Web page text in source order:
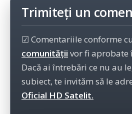
Trimiteți un
☑ Comentariile conforme cu
comunității vor fi aprobate
Dacă ai întrebări ce nu au
subiect, te invităm să le
Oficial HD Satelit.